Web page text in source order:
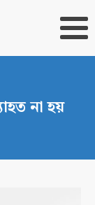
না হয়